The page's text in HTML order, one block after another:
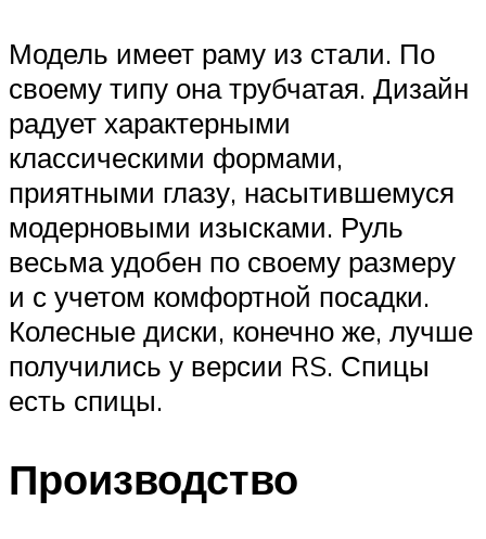
Модель имеет раму из стали. По
своему типу она трубчатая. Дизайн
радует характерными
классическими формами,
приятными глазу, насытившемуся
модерновыми изысками. Руль
весьма удобен по своему размеру
и с учетом комфортной посадки.
Колесные диски, конечно же, лучше
получились у версии RS. Спицы
есть спицы.
Производство